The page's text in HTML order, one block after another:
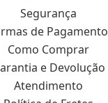
Segurança
de Pagamento
Como Comprar
e Devolução
Atendimento